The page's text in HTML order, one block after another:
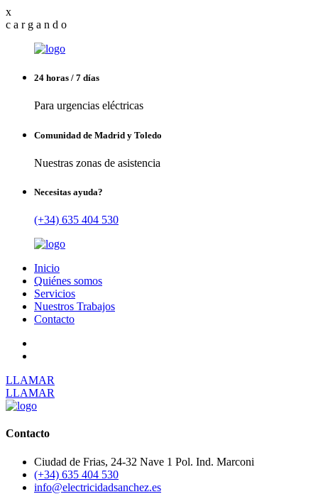
x
c a r g a n d o
24 horas / 7 días
Para urgencias eléctricas
Comunidad de Madrid y Toledo
Nuestras zonas de asistencia
Necesitas ayuda?
(+34) 635 404 530
Inicio
Quiénes somos
Servicios
Nuestros Trabajos
Contacto
LLAMAR
LLAMAR
Contacto
Ciudad de Frias, 24-32 Nave 1 Pol. Ind. Marconi
(+34) 635 404 530
info@electricidadsanchez.es